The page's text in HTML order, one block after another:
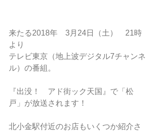
来たる2018年　3月24日（土）　21時
より
テレビ東京（地上波デジタル7チャンネ
ル）の番組。
『出没！　アド街ック天国』で「松
戸」が放送されます！
北小金駅付近のお店もいくつか紹介さ